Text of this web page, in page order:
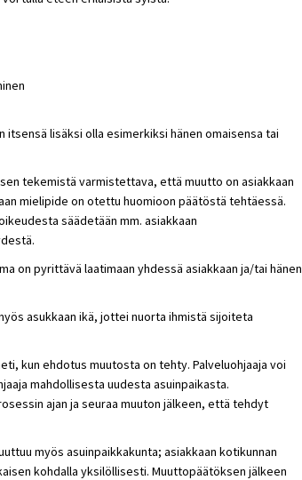
lisäksi olla esimerkiksi hänen omaisensa tai
tekemistä varmistettava, että muutto on asiakkaan
mielipide on otettu huomioon päätöstä tehtäessä.
säädetään mm. asiakkaan
on pyrittävä laatimaan yhdessä asiakkaan ja/tai hänen
asukkaan ikä, jottei nuorta ihmistä sijoiteta
kun ehdotus muutosta on tehty. Palveluohjaaja voi
mahdollisesta uudesta asuinpaikasta.
ajan ja seuraa muuton jälkeen, että tehdyt
myös asuinpaikkakunta; asiakkaan kotikunnan
kohdalla yksilöllisesti. Muuttopäätöksen jälkeen